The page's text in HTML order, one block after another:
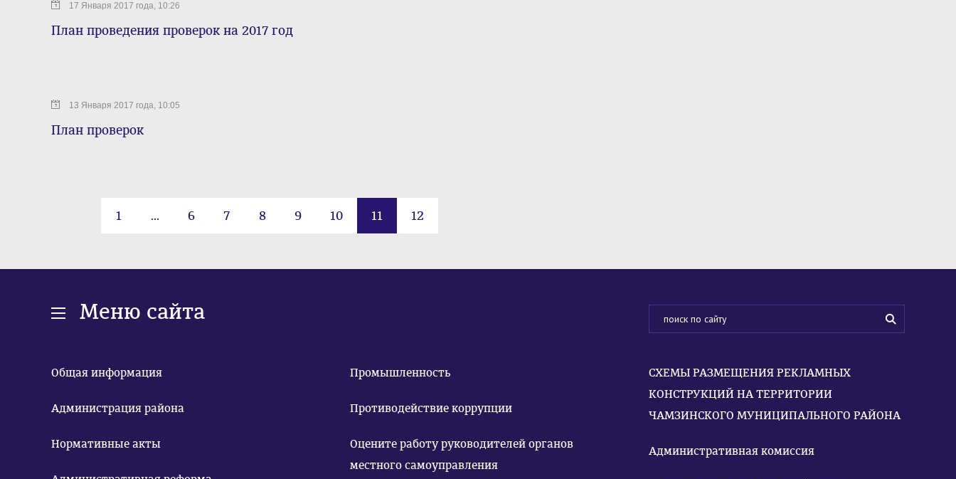
17 Января 2017 года, 10:26
План проведения проверок на 2017 год
13 Января 2017 года, 10:05
План проверок
1 ... 6 7 8 9 10 11 12
Меню сайта
Общая информация
Администрация района
Нормативные акты
Промышленность
Противодействие коррупции
Оцените работу руководителей органов
местного самоуправления
СХЕМЫ РАЗМЕЩЕНИЯ РЕКЛАМНЫХ
КОНСТРУКЦИЙ НА ТЕРРИТОРИИ
ЧАМЗИНСКОГО МУНИЦИПАЛЬНОГО РАЙОНА
Административная комиссия